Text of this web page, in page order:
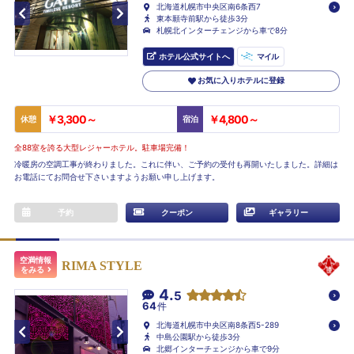
北海道札幌市中央区南6条西7
東本願寺前駅から徒歩3分
札幌北インターチェンジから車で8分
ホテル公式サイトへ マイル
お気に入りホテルに登録
休憩 ￥3,300～ 宿泊 ￥4,800～
全88室を誇る大型レジャーホテル。駐車場完備！
冷暖房の空調工事が終わりました。これに伴い、ご予約の受付も再開いたしました。詳細は
お電話にてお問合せ下さいますようお願い申し上げます。
予約 クーポン ギャラリー
空満情報
をみる
RIMA STYLE
4.5
64件
北海道札幌市中央区南8条西5-289
中島公園駅から徒歩3分
北郷インターチェンジから車で9分